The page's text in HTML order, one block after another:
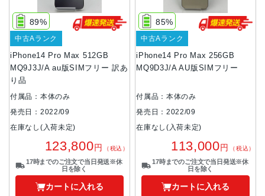
iPhone14 Pro Max 512GB
MQ9J3J/A au版SIMフリー 訳あ
り品
89%
中古Aランク
付属品：本体のみ
発売日：2022/09
在庫なし(入荷未定)
123,800円 （税込）
17時までのご注文で当日発送※休
日を除く
カートに入れる
iPhone14 Pro Max 256GB
MQ9D3J/A AU版SIMフリー
85%
中古Aランク
付属品：本体のみ
発売日：2022/09
在庫なし(入荷未定)
113,000円 （税込）
17時までのご注文で当日発送※休
日を除く
カートに入れる